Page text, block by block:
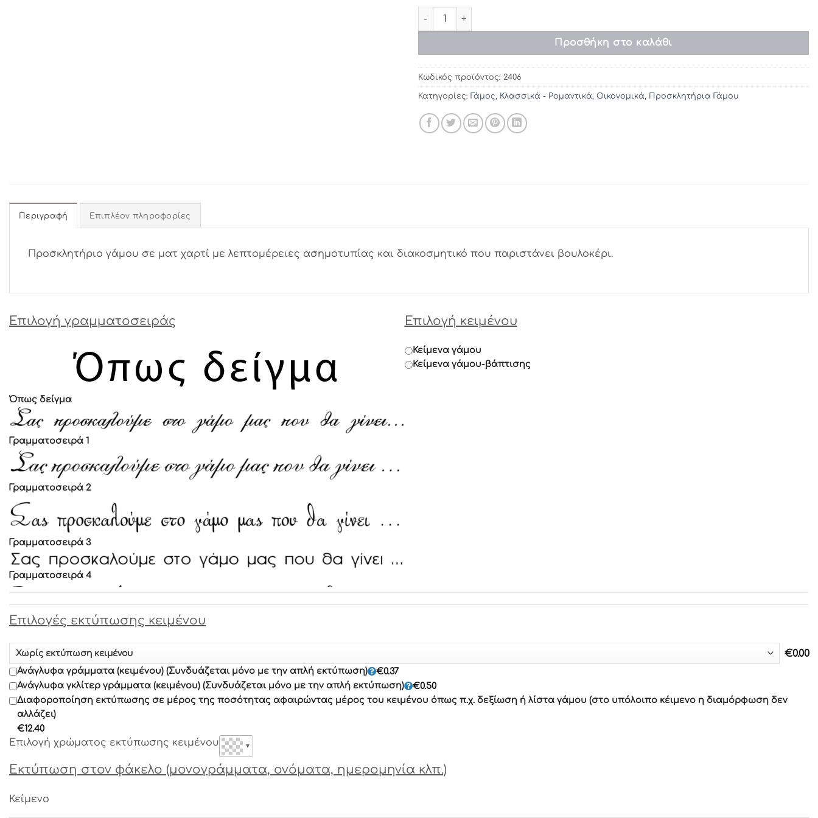
Προσκλητήρια γάμου 2406 / 212 (9χ21) ποσότητα
Προσθήκη στο καλάθι
Κωδικός προϊόντος: 2406
Κατηγορίες: Γάμος, Κλασσικά - Ρομαντικά, Οικονομικά, Προσκλητήρια Γάμου
Περιγραφή Επιπλέον πληροφορίες
Προσκλητήριο γάμου σε ματ χαρτί με λεπτομέρειες ασημοτυπίας και διακοσμητικό που παριστάνει βουλοκέρι.
Επιλογή γραμματοσειράς
Όπως δείγμα
Γραμματοσειρά 1
Γραμματοσειρά 2
Γραμματοσειρά 3
Γραμματοσειρά 4
Γραμματοσειρά 6
Γραμματοσειρά 7
Γραμματοσειρά 8
Γραμματοσειρά 10
Επιλογή κειμένου
Κείμενα γάμου
Κείμενα γάμου-βάπτισης
Επιλογές εκτύπωσης κειμένου
€0.00
Ανάγλυφα γράμματα (κειμένου) (Συνδυάζεται μόνο με την απλή εκτύπωση) €0.37
Ανάγλυφα γκλίτερ γράμματα (κειμένου) (Συνδυάζεται μόνο με την απλή εκτύπωση)
€0.50
Διαφοροποίηση εκτύπωσης σε μέρος της ποσότητας αφαιρώντας μέρος του κειμένου όπως π.χ. δεξίωση ή λίστα γάμου (στο υπόλοιπο κέιμενο η διαμόρφωση δεν
αλλάζει)
€12.40
Επιλογή χρώματος εκτύπωσης κειμένου ▼
Εκτύπωση στον φάκελο (μονογράμματα, ονόματα, ημερομηνία κλπ.)
Κείμενο